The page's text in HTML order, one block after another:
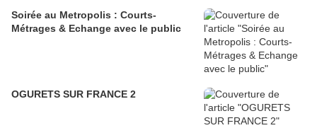
Soirée au Metropolis : Courts-
Métrages & Echange avec le public
OGURETS SUR FRANCE 2